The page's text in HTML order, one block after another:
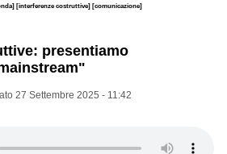
[interferenze costruttive] [comunicazione]
presentiamo
27 Settembre 2025 - 11:42